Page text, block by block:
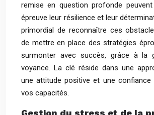
remise en question profonde
épreuve leur résilience et leur
primordial de reconnaître ces
de mettre en place des stratégies
surmonter avec succès, grâce à la
voyance. La clé réside dans une
une attitude positive et une confiance
vos capacités.
Gestion du stress et de la